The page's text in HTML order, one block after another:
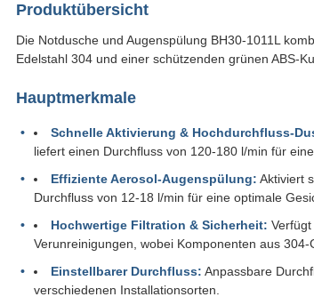
Produktübersicht
Die Notdusche und Augenspülung BH30-1011L
Edelstahl 304 und einer schützenden grünen ABS-
Hauptmerkmale
Schnelle Aktivierung & Hochdurchfluss-
liefert einen Durchfluss von 120-180 l/min für
Effiziente Aerosol-Augenspülung: Aktiviert
Durchfluss von 12-18 l/min für eine optimale
Hochwertige Filtration & Sicherheit:
Verunreinigungen, wobei Komponenten aus
Einstellbarer Durchfluss: Anpassbare
verschiedenen Installationsorten.